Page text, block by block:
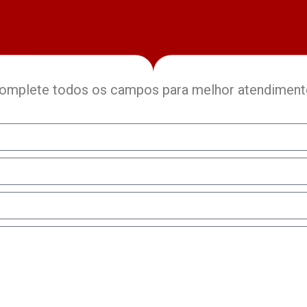
todos os campos para melhor